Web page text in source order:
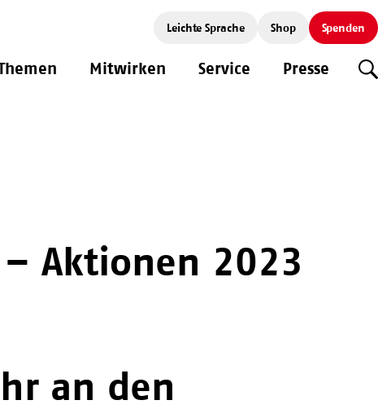
Leichte Sprache Shop Spenden
Mitwirken Service Presse
– Aktionen 2023
an den